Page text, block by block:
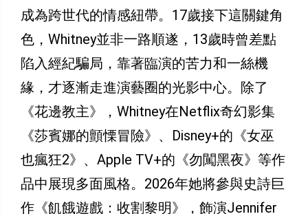
成為跨世代的情感紐帶。17歲接下這關鍵角
色，Whitney並非一路順遂，13歲時曾差點
陷入經紀騙局，靠著臨演的苦力和一絲機
緣，才逐漸走進演藝圈的光影中心。除了
《花邊教主》，Whitney在Netflix奇幻影集
《莎賓娜的顫慄冒險》、Disney+的《女巫
也瘋狂2》、Apple TV+的《勿闖黑夜》等作
品中展現多面風格。2026年她將參與史詩巨
作《飢餓遊戲：收割黎明》，飾演Jennifer